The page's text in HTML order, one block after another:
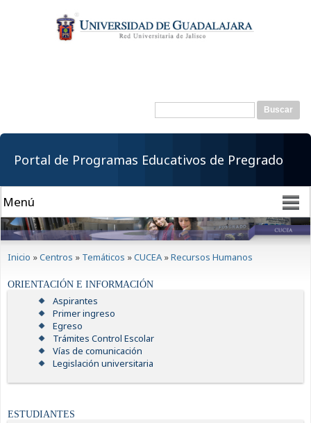
contenido
principal
Formulario de
Buscar
Portal de Programas Educativos de Pregrado
Inicio »Centros » Temáticos »CUCEA »Recursos Humanos
ORIENTACIÓN E INFORMACIÓN
Aspirantes
Primer ingreso
Egreso
Trámites Control Escolar
Vías de comunicación
Legislación universitaria
ESTUDIANTES